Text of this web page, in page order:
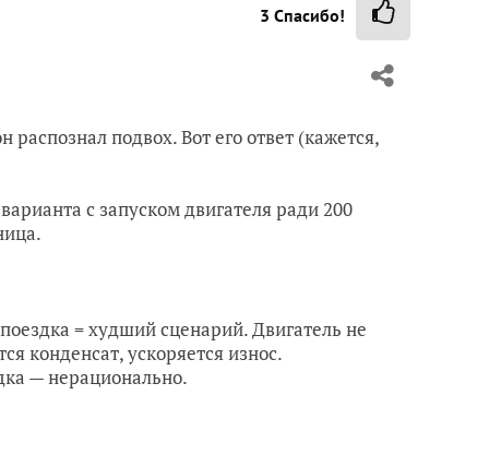
3 Спасибо!
распознал подвох. Вот его ответ (кажется,
с запуском двигателя ради 200
= худший сценарий. Двигатель не
конденсат, ускоряется износ.
— нерационально.